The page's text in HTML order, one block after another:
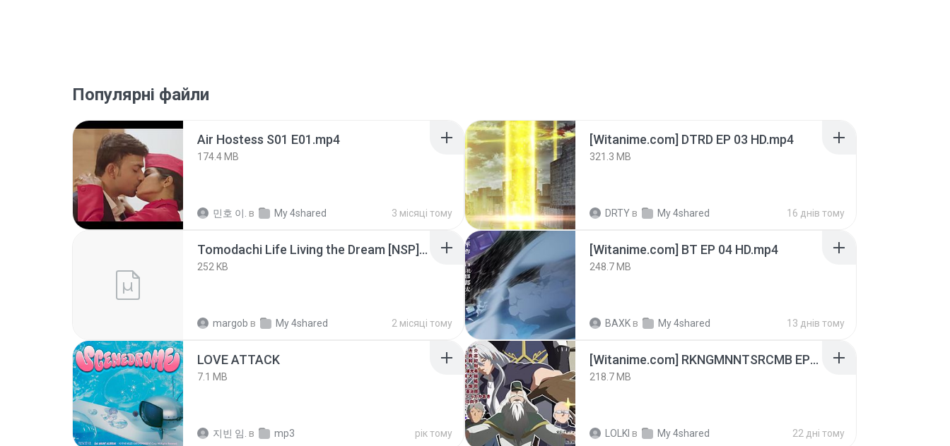
Популярні файли
Air Hostess S01 E01.mp4
174.4 MB
민호 이. в My 4shared 3 місяці тому
[Witanime.com] DTRD EP 03 HD.mp4
321.3 MB
DRTY в My 4shared 16 днів тому
Tomodachi Life Living the Dream [NSP].torrent
252 KB
margob в My 4shared 2 місяці тому
[Witanime.com] BT EP 04 HD.mp4
248.7 MB
BAXK в My 4shared 13 днів тому
LOVE ATTACK
7.1 MB
지빈 임. в mp3 рік тому
[Witanime.com] RKNGMNNTSRCMB EP 04 HD.mp4
218.7 MB
LOLKI в My 4shared 22 дні тому